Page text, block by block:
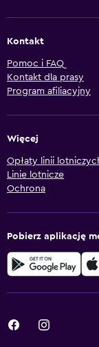
Kontakt
Pomoc i FAQ
Kontakt dla prasy
Program afiliacyjny
Więcej
Opłaty linii
Linie lotnicze
Ochrona
Pobierz aplikację